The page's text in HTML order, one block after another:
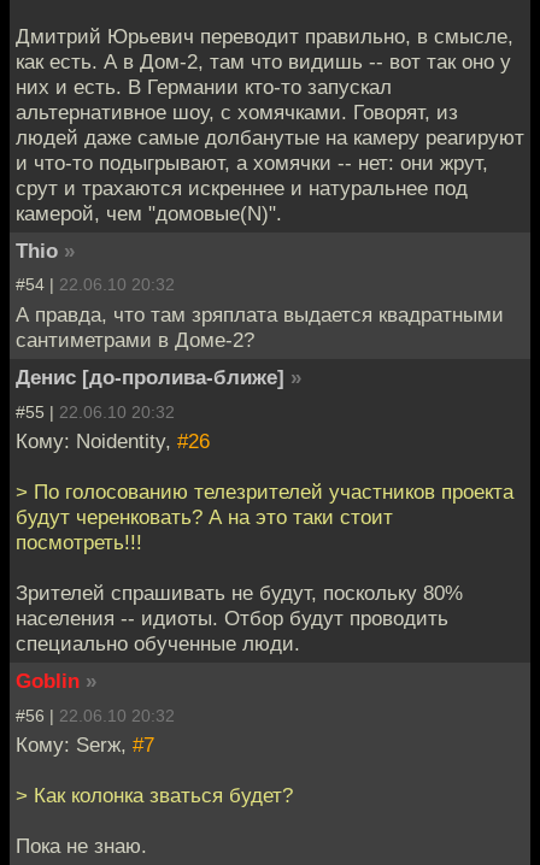
Дмитрий Юрьевич переводит правильно, в смысле,
как есть. А в Дом-2, там что видишь -- вот так оно у
них и есть. В Германии кто-то запускал
альтернативное шоу, с хомячками. Говорят, из
людей даже самые долбанутые на камеру реагируют
и что-то подыгрывают, а хомячки -- нет: они жрут,
срут и трахаются искреннее и натуральнее под
камерой, чем "домовые(N)".
Thio »
#54 | 22.06.10 20:32
А правда, что там зряплата выдается квадратными
сантиметрами в Доме-2?
Денис [до-пролива-ближе] »
#55 | 22.06.10 20:32
Кому: Noidentity, #26
> По голосованию телезрителей участников проекта
будут черенковать? А на это таки стоит
посмотреть!!!
Зрителей спрашивать не будут, поскольку 80%
населения -- идиоты. Отбор будут проводить
специально обученные люди.
Goblin »
#56 | 22.06.10 20:32
Кому: Serж, #7
> Как колонка зваться будет?
Пока не знаю.